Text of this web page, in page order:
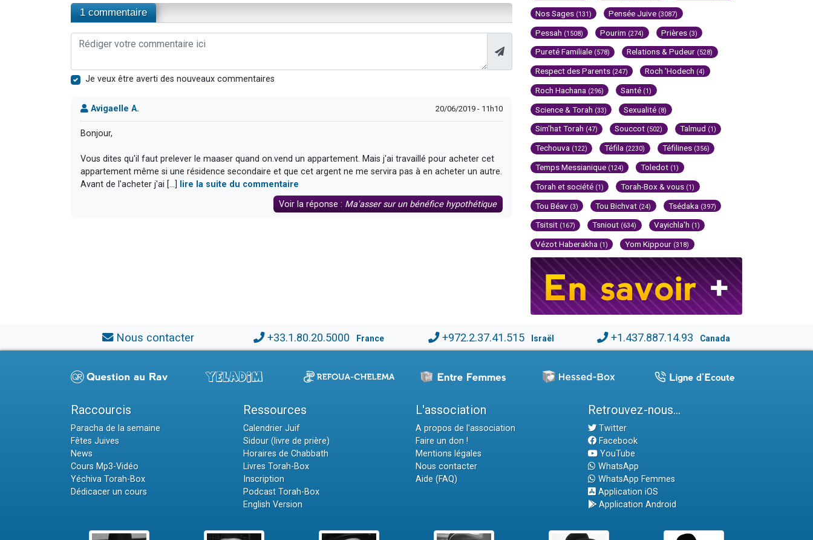
1 commentaire
Je veux être averti des nouveaux commentaires
Avigaelle A. 20/06/2019 - 11h10
Bonjour,
Vous dites qu'il faut prelever le maaser quand on.vend un appartement. Mais j'ai travaillé pour acheter cet
appartement même si une résidence secondaire et que cet argent ne me servira pas à en acheter un autre.
Avant de l'acheter j'ai [...]
lire la suite du commentaire
Voir la réponse : Ma'asser sur un bénéfice hypothétique
Nos Sages (131) Pensée Juive (3087)
Pessah (1508) Pourim (274) Prières (3)
Pureté Familiale (578) Relations & Pudeur (528)
Respect des Parents (247) Roch 'Hodech (4)
Roch Hachana (296) Santé (1)
Science & Torah (33) Sexualité (8)
Sim'hat Torah (47) Souccot (502) Talmud (1)
Techouva (122) Téfila (2230) Téfilines (356)
Temps Messianique (124) Toledot (1)
Torah et société (1) Torah-Box & vous (1)
Tou Béav (3) Tou Bichvat (24) Tsédaka (397)
Tsitsit (167) Tsniout (634) Vayichla'h (1)
Vézot Haberakha (1) Yom Kippour (318)
Nous contacter +33.1.80.20.5000 France +972.2.37.41.515 Israël +1.437.887.14.93 Canada
Raccourcis
Paracha de la semaine
Fêtes Juives
News
Cours Mp3-Vidéo
Yéchiva Torah-Box
Dédicacer un cours
Ressources
Calendrier Juif
Sidour (livre de prière)
Horaires de Chabbath
Livres Torah-Box
Inscription
Podcast Torah-Box
English Version
L'association
A propos de l'association
Faire un don !
Mentions légales
Nous contacter
Aide (FAQ)
Retrouvez-nous...
Twitter
Facebook
YouTube
WhatsApp
WhatsApp Femmes
Application iOS
Application Android